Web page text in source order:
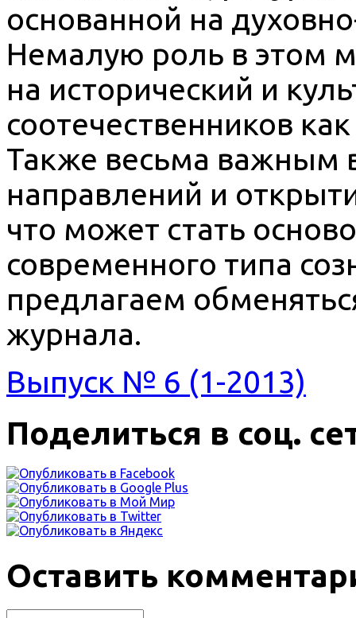
основанной на
Немалую роль в этом
на исторический и
соотечественников
Также весьма важным
направлений и
что может стать
современного типа
предлагаем
журнала.
Выпуск № 6 (1-2013)
Поделиться в соц.
Оставить